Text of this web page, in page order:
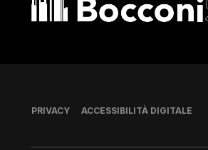
Piè di pagina
PRIVACY ACCESSIBILITÀ DIGITALE